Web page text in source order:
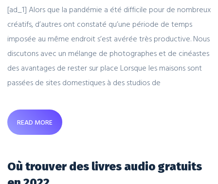
[ad_1] Alors que la pandémie a été difficile pour de nombreux
créatifs, d’autres ont constaté qu’une période de temps
imposée au même endroit s’est avérée très productive. Nous
discutons avec un mélange de photographes et de cinéastes
des avantages de rester sur place Lorsque les maisons sont
passées de sites domestiques à des studios de
READ MORE
Où trouver des livres audio gratuits